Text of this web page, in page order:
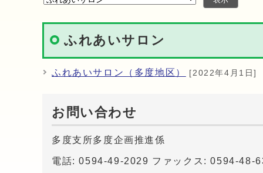
ふれあいサロン
ふれあいサロン（多度地区） [2022年4月1日]
お問い合わせ
多度支所多度企画推進係
電話: 0594-49-2029 ファックス: 0594-48-